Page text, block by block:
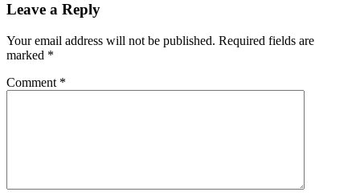
Leave a Reply
Your email address will not be published. Required fields are
marked *
Comment *